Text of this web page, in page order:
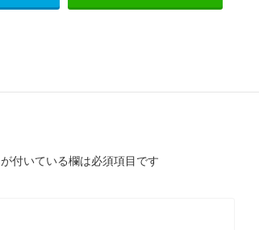
が付いている欄は必須項目です